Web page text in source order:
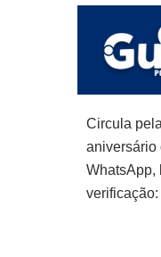
Circula
aniversário
WhatsApp,
verificação​: